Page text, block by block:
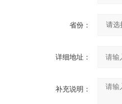
省份：
详细地址：
补充说明：